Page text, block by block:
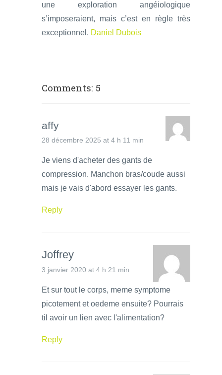
une exploration angéiologique
s’imposeraient, mais c’est en règle très
exceptionnel. Daniel Dubois
Comments: 5
affy
28 décembre 2025 at 4 h 11 min
Je viens d'acheter des gants de
compression. Manchon bras/coude aussi
mais je vais d'abord essayer les gants.
Reply
Joffrey
3 janvier 2020 at 4 h 21 min
Et sur tout le corps, meme symptome
picotement et oedeme ensuite? Pourrais
til avoir un lien avec l'alimentation?
Reply